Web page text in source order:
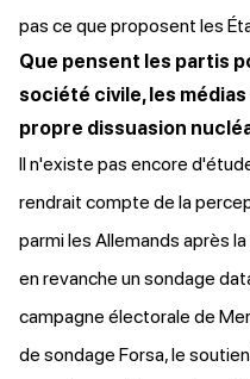
pas ce que proposent les
Que pensent les partis
société civile, les
propre dissuasion
Il n'existe pas encore
rendrait compte de la
parmi les Allemands après
en revanche un sondage
campagne électorale de
de sondage Forsa, le